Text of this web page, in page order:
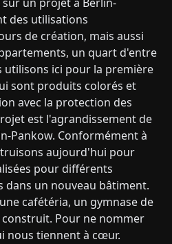
un projet à Berlin-
des utilisations
de création, mais aussi
un quart d'entre
utilisons ici pour la première
sont produits colorés et
avec la protection des
est l'agrandissement de
Pankow. Conformément à
aujourd'hui pour
pour différents
dans un nouveau bâtiment.
cafétéria, un gymnase de
construit. Pour ne nommer
nous tiennent à cœur.